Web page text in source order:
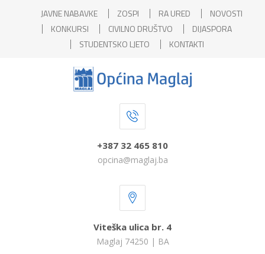
JAVNE NABAVKE ZOSPI RA URED
NOVOSTI
KONKURSI
CIVILNO DRUŠTVO
DIJASPORA
STUDENTSKO LJETO
KONTAKTI
+387 32 465 810
opcina@maglaj.ba
Viteška ulica br. 4
Maglaj 74250 | BA